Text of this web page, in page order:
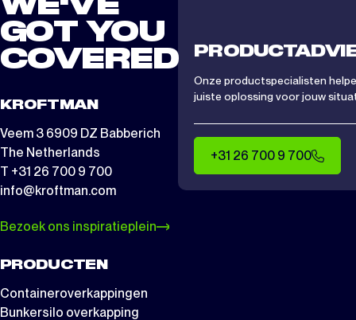
WE'VE
GOT YOU
COVERED
KROFTMAN
Veem 3 6909 DZ Babberich
The Netherlands
T +31 26 700 9 700
info@kroftman.com
Bezoek ons inspiratieplein
PRODUCTEN
Containeroverkappingen
Bunkersilo overkapping
Onze productspecialisten
juiste oplossing voor jouw
+31 26 700 9 700